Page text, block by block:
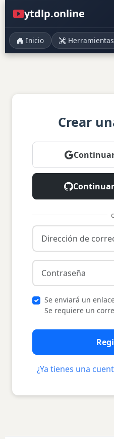
ytdlp.online
Inicio Herramientas
Crear
Se enviará un
Se requiere un
¿Ya tienes una